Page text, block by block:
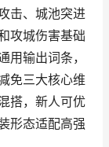
击、城池突进
攻城伤害基础
用输出词条，
免三大核心维
搭，新人可优
形态适配高强